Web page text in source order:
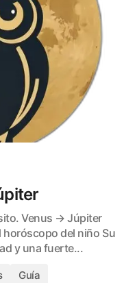
Venus → Júpiter
del niño Su
y una fuerte...
Guía